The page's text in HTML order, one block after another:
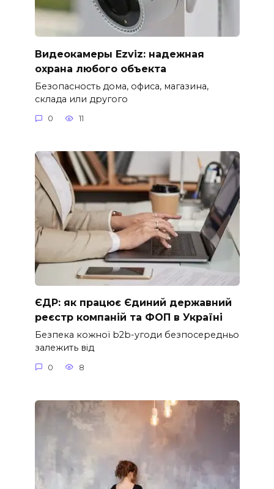
Видеокамеры Ezviz: надежная
охрана любого объекта
Безопасность дома, офиса, магазина,
склада или другого
0 11
ЄДР: як працює Єдиний державний
реєстр компаній та ФОП в Україні
Безпека кожної b2b-угоди безпосередньо
залежить від
0 8